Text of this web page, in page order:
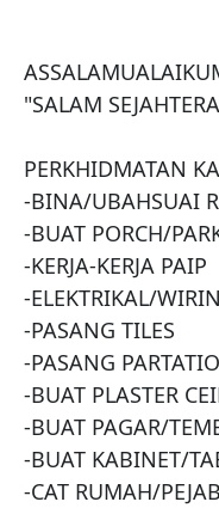
"SALAM
PERKHIDMATAN
-BINA/UBAHSUAI
-BUAT PORCH/
-KERJA-KERJA PAIP
-ELEKTRIKAL/
-PASANG TILES
-PASANG
-BUAT PLASTER
-BUAT PAGAR/
-BUAT KABINET/
-CAT RUMAH/